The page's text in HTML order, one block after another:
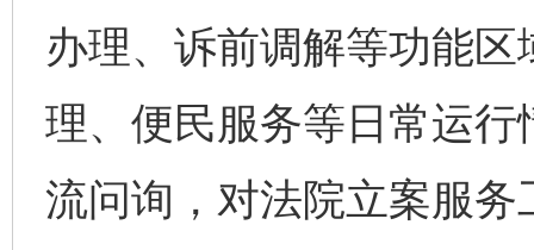
办理、诉前调解等功能
理、便民服务等日常运
流问询，对法院立案服